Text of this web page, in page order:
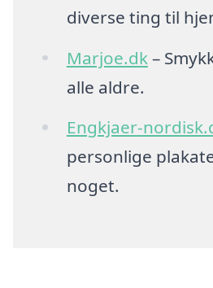
diverse ting til
Marjoe.dk–
alle aldre.
Engkjaer-
personlige
noget.